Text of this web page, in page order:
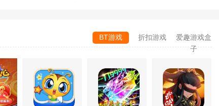
BT游戏 折扣游戏
爱趣游戏盒
子